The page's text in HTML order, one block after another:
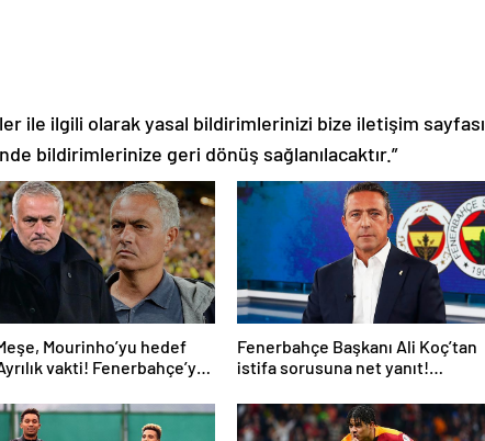
ile ilgili olarak yasal bildirimlerinizi bize iletişim sayfası
bildirimlerinize geri dönüş sağlanılacaktır.”
Mourinho’yu hedef
vakti! Fenerbahçe’ye
Fenerbahçe Başkanı Ali Koç’tan
istifa sorusuna net yanıt!
açıkladı